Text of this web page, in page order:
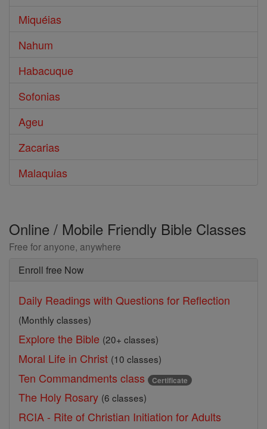
Miquéias
Nahum
Habacuque
Sofonias
Ageu
Zacarias
Malaquias
Online / Mobile Friendly Bible Classes
Free for anyone, anywhere
Enroll free Now
Daily Readings with Questions for Reflection
(Monthly classes)
Explore the Bible (20+ classes)
Moral Life in Christ (10 classes)
Ten Commandments class Certificate
The Holy Rosary (6 classes)
RCIA - Rite of Christian Initiation for Adults